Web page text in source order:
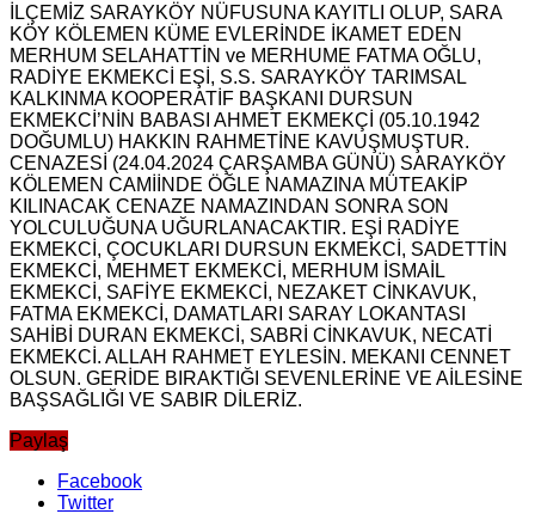
İLÇEMİZ SARAYKÖY NÜFUSUNA KAYITLI OLUP, SARA
KÖY KÖLEMEN KÜME EVLERİNDE İKAMET EDEN
MERHUM SELAHATTİN ve MERHUME FATMA OĞLU,
RADİYE EKMEKCİ EŞİ, S.S. SARAYKÖY TARIMSAL
KALKINMA KOOPERATİF BAŞKANI DURSUN
EKMEKCİ’NİN BABASI AHMET EKMEKÇİ (05.10.1942
DOĞUMLU) HAKKIN RAHMETİNE KAVUŞMUŞTUR.
CENAZESİ (24.04.2024 ÇARŞAMBA GÜNÜ) SARAYKÖY
KÖLEMEN CAMİİNDE ÖĞLE NAMAZINA MÜTEAKİP
KILINACAK CENAZE NAMAZINDAN SONRA SON
YOLCULUĞUNA UĞURLANACAKTIR. EŞİ RADİYE
EKMEKCİ, ÇOCUKLARI DURSUN EKMEKCİ, SADETTİN
EKMEKCİ, MEHMET EKMEKCİ, MERHUM İSMAİL
EKMEKCİ, SAFİYE EKMEKCİ, NEZAKET CİNKAVUK,
FATMA EKMEKCİ, DAMATLARI SARAY LOKANTASI
SAHİBİ DURAN EKMEKCİ, SABRİ CİNKAVUK, NECATİ
EKMEKCİ. ALLAH RAHMET EYLESİN. MEKANI CENNET
OLSUN. GERİDE BIRAKTIĞI SEVENLERİNE VE AİLESİNE
BAŞSAĞLIĞI VE SABIR DİLERİZ.
Paylaş
Facebook
Twitter